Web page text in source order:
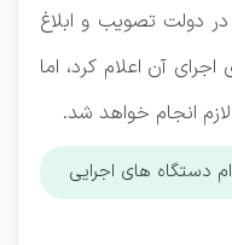
دولت تصویب و ابلاغ
آن اعلام کرد، اما
انجام خواهد شد.
دستگاه های اجرایی